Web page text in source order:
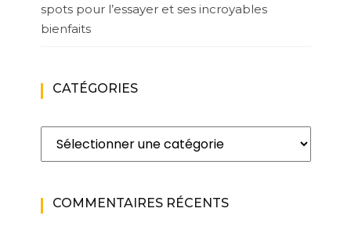
spots pour l’essayer et ses incroyables
bienfaits
CATÉGORIES
Catégories
COMMENTAIRES RÉCENTS